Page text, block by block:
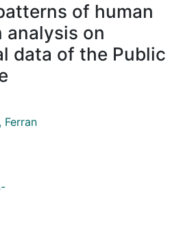
of human
analysis on
data of the Public
Ferran